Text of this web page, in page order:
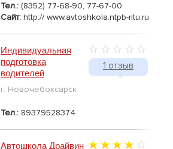
Тел.: (8352) 77-68-90, 77-67-00
Сайт: http:// www.avtoshkola.ntpb-ritu.ru
1 отзыв
Индивидуальная
подготовка
водителей
г. Новочебоксарск
Тел.: 89379528374
Автошкола Драйвин